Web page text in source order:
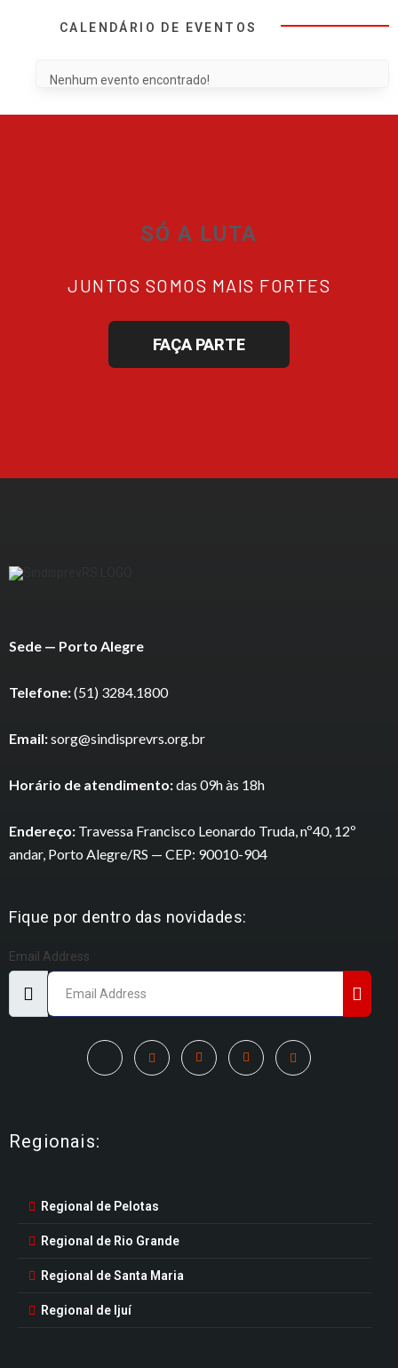
CALENDÁRIO DE EVENTOS
Nenhum evento encontrado!
SÓ A LUTA
JUNTOS SOMOS MAIS FORTES
FAÇA PARTE
Sede — Porto Alegre
Telefone:(51) 3284.1800
Email:sorg@sindisprevrs.org.br
Horário de atendimento:das 09h às 18h
Endereço: Travessa Francisco Leonardo Truda, nº40, 12º
andar, Porto Alegre/RS — CEP: 90010-904
Fique por dentro das novidades:
Email Address
Regionais:
Regional de Pelotas
Regional de Rio Grande
Regional de Santa Maria
Regional de Ijuí